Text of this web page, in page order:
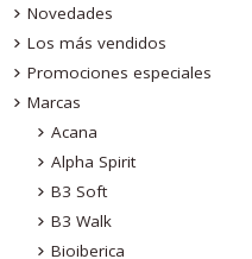
Novedades
Los más vendidos
Promociones especiales
Marcas
Acana
Alpha Spirit
B3 Soft
B3 Walk
Bioiberica